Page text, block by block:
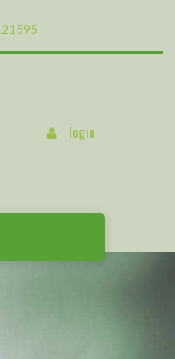
login